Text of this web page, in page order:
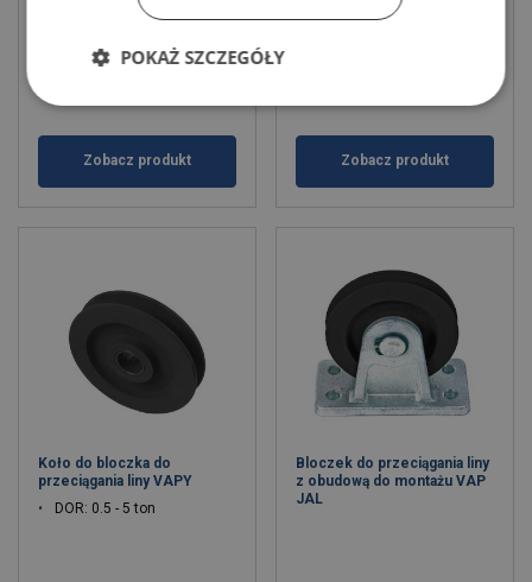
Zobacz produkt
DOR: 4 - 31.5 ton
Zobacz produkt
Koło do bloczka do
przeciągania liny VAPY
DOR: 0.5 - 5 ton
Bloczek do przeciągania liny
z obudową do montażu VAP
JAL
POKAŻ SZCZEGÓŁY